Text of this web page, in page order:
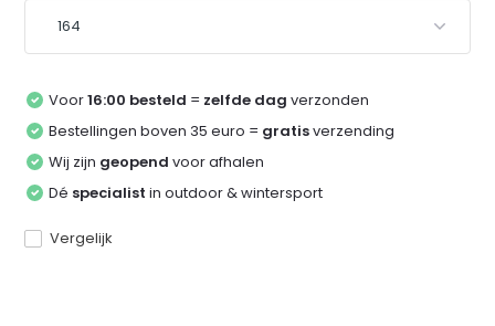
Voor16:00 besteld = zelfde dag verzonden
Bestellingen boven 35 euro = gratisverzending
Wij zijn geopend voor afhalen
Dé specialist in outdoor & wintersport
Vergelijk